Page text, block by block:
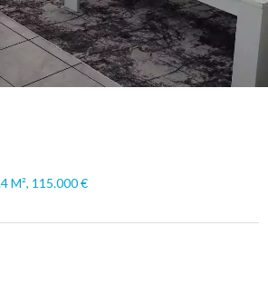
M², 115.000 €